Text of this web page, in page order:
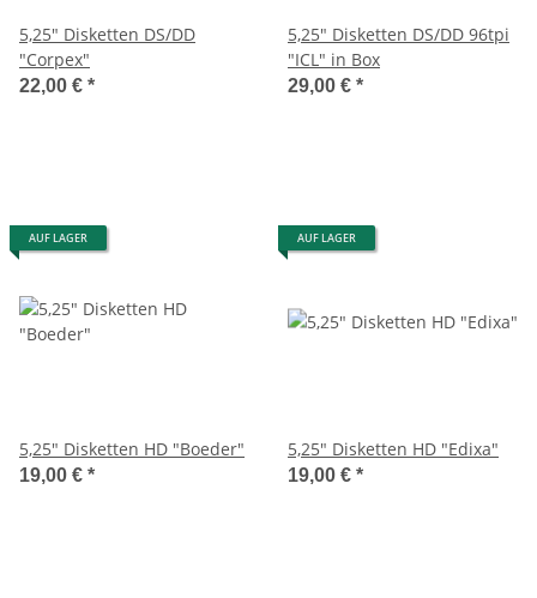
5,25" Disketten DS/DD
"Corpex"
22,00 € *
5,25" Disketten DS/DD 96tpi
"ICL" in Box
29,00 € *
AUF LAGER
5,25" Disketten HD "Boeder"
19,00 € *
AUF LAGER
5,25" Disketten HD "Edixa"
19,00 € *